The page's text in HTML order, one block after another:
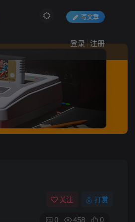
写文章
登录 注册
关注 打赏
0 458 0